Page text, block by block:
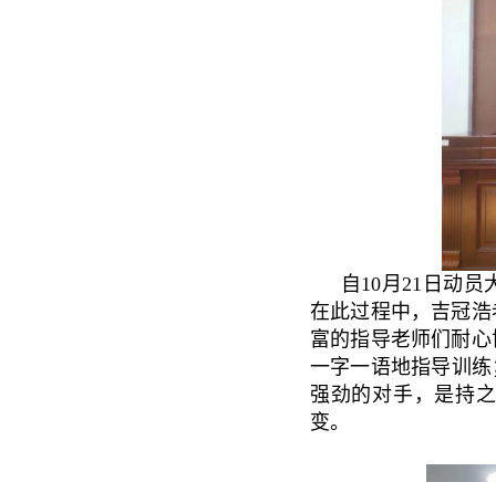
自10月21日动
在此过程中，吉冠
富的指导老师们耐
一字一语地指导训
强劲的对手，是持
变。